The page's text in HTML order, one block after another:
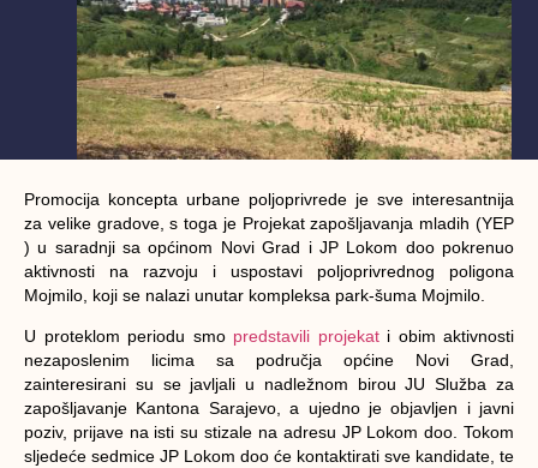
Promocija koncepta urbane poljoprivrede je sve interesantnija
za velike gradove, s toga je Projekat zapošljavanja mladih (YEP
) u saradnji sa općinom Novi Grad i JP Lokom doo pokrenuo
aktivnosti na razvoju i uspostavi poljoprivrednog poligona
Mojmilo, koji se nalazi unutar kompleksa park-šuma Mojmilo.
U proteklom periodu smo predstavili projekati obim aktivnosti
nezaposlenim licima sa područja općine Novi Grad,
zainteresirani su se javljali u nadležnom birou JU Služba za
zapošljavanje Kantona Sarajevo, a ujedno je objavljen i javni
poziv, prijave na isti su stizale na adresu JP Lokom doo. Tokom
sljedeće sedmice JP Lokom doo će kontaktirati sve kandidate, te